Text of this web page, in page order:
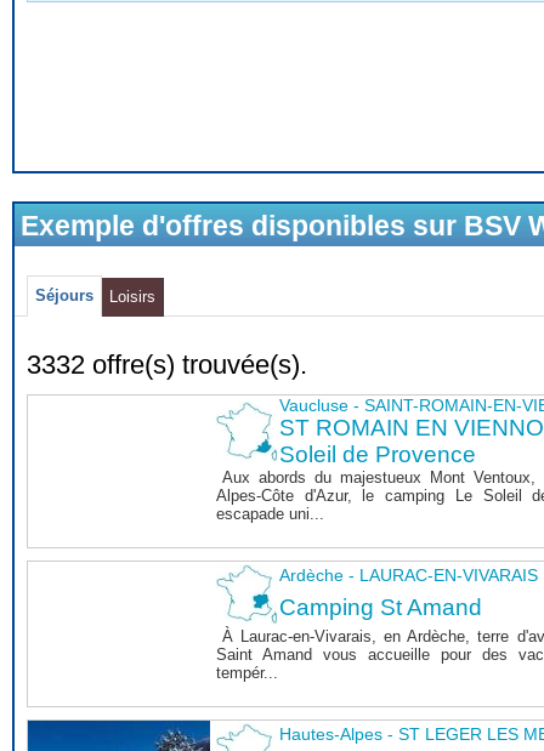
Exemple d'offres disponibles sur BSV
Séjours Loisirs
3332 offre(s) trouvée(s).
Vaucluse - SAINT-ROMAIN-EN-
ST ROMAIN EN
Soleil de Provence
Aux abords du majestueux Mont
Alpes-Côte d'Azur, le camping Le Soleil
escapade uni...
Ardèche - LAURAC-EN-VIVARAIS
Camping St Amand
À Laurac-en-Vivarais, en Ardèche, terre
Saint Amand vous accueille pour des
tempér...
Hautes-Alpes - ST LEGER LES